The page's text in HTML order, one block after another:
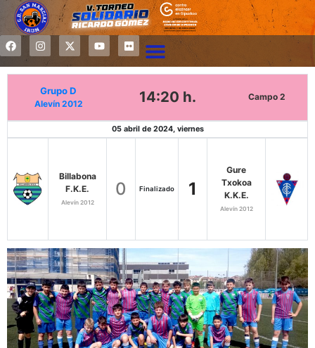
Grupo D
Alevín 2012 14:20 h. Campo 2
05 abril de 2024, viernes
Billabona
F.K.E.
Alevín 2012
0 Finalizado 1
Gure
Txokoa
K.K.E.
Alevín 2012